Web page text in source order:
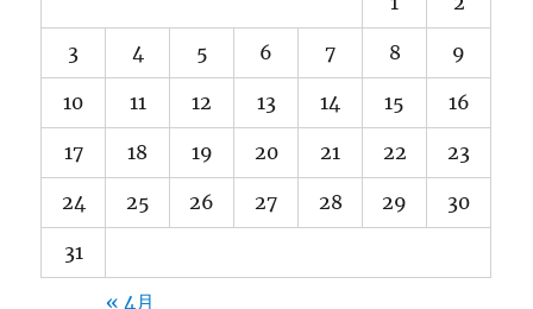
3 4 5 6 7 8 9
10 11 12 13 14 15 16
17 18 19 20 21 22 23
24 25 26 27 28 29 30
31
« 4月